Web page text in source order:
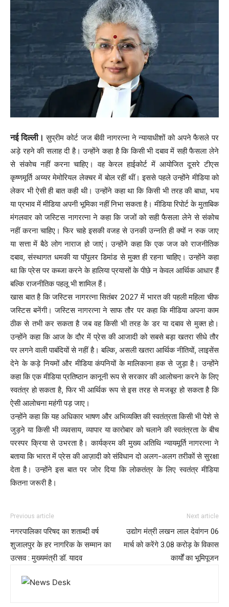
नई दिल्ली।सुप्रीम कोर्ट जज बीवी नागरत्ना ने न्यायाधीशों को अपने फैसले पर
अड़े रहने की सलाह दी है। उन्होंने कहा है कि किसी भी दबाव में सही फैसला लेने
से संकोच नहीं करना चाहिए। वह केरल हाईकोर्ट में आयोजित दूसरे टीएस
कृष्णमूर्ति अय्यर मेमोरियल लेक्चर में बोल रहीं थीं। इससे पहले उन्होंने मीडिया को
लेकर भी ऐसी ही बात कही थी। उन्होंने कहा था कि किसी भी तरह की बाधा, भय
या प्रभाव में मीडिया अपनी भूमिका नहीं निभा सकता है। मीडिया रिपोर्ट के मुताबिक
मंगलवार को जस्टिस नागरत्ना ने कहा कि जजों को सही फैसला लेने से संकोच
नहीं करना चाहिए। फिर चाहे इसकी वजह से उनकी उन्नति ही क्यों न रुक जाए
या सत्ता में बैठे लोग नाराज हो जाएं। उन्होंने कहा कि एक जज को राजनीतिक
दबाव, संस्थागत धमकी या पॉपुलर डिमांड से मुक्त ही रहना चाहिए। उन्होंने कहा
था कि प्रेस पर कब्जा करने के हालिया प्रयासों के पीछे न केवल आर्थिक आधार हैं
बल्कि राजनीतिक पहलू भी शामिल हैं।
खास बात है कि जस्टिस नागरत्ना सितंबर 2027 में भारत की पहली महिला चीफ
जस्टिस बनेंगी। जस्टिस नागरत्ना ने साफ तौर पर कहा कि मीडिया अपना काम
ठीक से तभी कर सकता है जब वह किसी भी तरह के डर या दबाव से मुक्त हो।
उन्होंने कहा कि आज के दौर में प्रेस की आजादी को सबसे बड़ा खतरा सीधे तौर
पर लगने वाली पाबंदियों से नहीं है। बल्कि, असली खतरा आर्थिक नीतियों, लाइसेंस
देने के कड़े नियमों और मीडिया कंपनियों के मालिकाना हक से जुड़ा है। उन्होंने
कहा कि एक मीडिया प्रतिष्ठान कानूनी रूप से सरकार की आलोचना करने के लिए
स्वतंत्र हो सकता है, फिर भी आर्थिक रूप से इस तरह से मजबूर हो सकता है कि
ऐसी आलोचना महंगी पड़ जाए।
उन्होंने कहा कि यह अधिकार भाषण और अभिव्यक्ति की स्वतंत्रता किसी भी पेशे से
जुड़ने या किसी भी व्यवसाय, व्यापार या कारोबार को चलाने की स्वतंत्रता के बीच
परस्पर क्रिया से उभरता है। कार्यक्रम की मुख्य अतिथि न्यायमूर्ति नागरत्ना ने
बताया कि भारत में प्रेस की आज़ादी को संविधान दो अलग-अलग तरीकों से सुरक्षा
देता है। उन्होंने इस बात पर जोर दिया कि लोकतंत्र के लिए स्वतंत्र मीडिया
कितना जरूरी है।
Previous article
नगरपालिका परिषद का शताब्दी वर्ष
शुजालपुर के हर नागरिक के सम्मान का
उत्सव : मुख्यमंत्री डॉ. यादव
Next article
उद्योग मंत्री लखन लाल देवांगन 06
मार्च को करेंगे 3.08 करोड़ के विकास
कार्यों का भूमिपूजन